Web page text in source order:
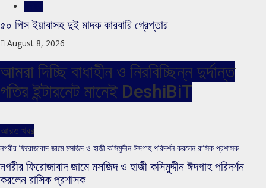
৫০ পিস ইয়াবাসহ দুই মাদক কারবারি গ্রেপ্তার
August 8, 2026
আমরা দিচ্ছি বাধাহীন ও নিরবিচ্ছিন্ন দুর্দান্ত
গতির ইন্টারনেট মানেই DeshiBiT
আরও খবর
নগরীর ফিরোজাবাদ জামে মসজিদ ও হাজী কসিমুদ্দীন ঈদগাহ পরিদর্শন করলেন রাসিক প্রশাসক
নগরীর ফিরোজাবাদ জামে মসজিদ ও হাজী কসিমুদ্দীন ঈদগাহ পরিদর্শন
করলেন রাসিক প্রশাসক